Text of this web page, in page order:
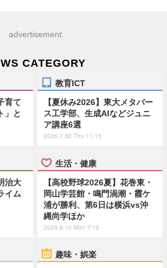
advertisement
CATEGORY
育て
」と
教育ICT
【夏休み2026】東大メタバー
ス工学部、生成AIなどジュニ
ア講座6選
2026.7.30 Thu 11:15
治大
イム
生活・健康
【高校野球2026夏】花巻東・
岡山学芸館・鳴門渦潮・霞ケ
浦が勝利、第6日は横浜vs沖
縄尚学ほか
2026.8.10 Mon 7:15
趣味・娯楽